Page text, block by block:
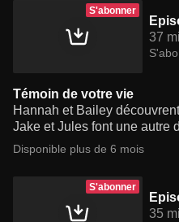
S'abonner
37
Témoin de votre vie
Hannah et Bailey
Jake et Jules font une autre
Disponible plus de 6 mois
S'abonner
35